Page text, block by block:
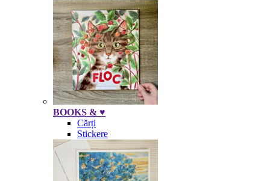
BOOKS & ♥
Cărți
Stickere